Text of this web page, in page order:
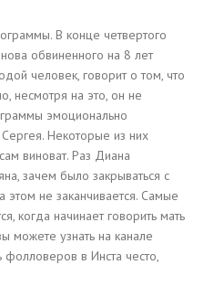
В конце четвертого
обвиненного на 8 лет
человек, говорит о том, что
несмотря на это, он не
эмоционально
Некоторые из них
виноват. Раз Диана
зачем было закрываться с
этом не заканчивается. Самые
когда начинает говорить мать
можете узнать на канале
фолловеров в Инста често,